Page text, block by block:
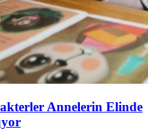
Annelerin Elinde